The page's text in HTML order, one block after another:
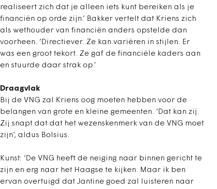
realiseert zich dat je alleen iets kunt bereiken als je
financiën op orde zijn.’ Bakker vertelt dat Kriens zich
als wethouder van financiën anders opstelde dan
voorheen. ‘Directiever. Ze kan variëren in stijlen. Er
was een groot tekort. Ze gaf de financiële kaders aan
en stuurde daar strak op.’
Draagvlak
Bij de VNG zal Kriens oog moeten hebben voor de
belangen van grote en kleine gemeenten. ‘Dat kan zij.
Zij snapt dat dat het wezenskenmerk van de VNG moet
zijn’, aldus Bolsius.
Kunst: ‘De VNG heeft de neiging naar binnen gericht te
zijn en erg naar het Haagse te kijken. Maar ik ben
ervan overtuigd dat Jantine goed zal luisteren naar